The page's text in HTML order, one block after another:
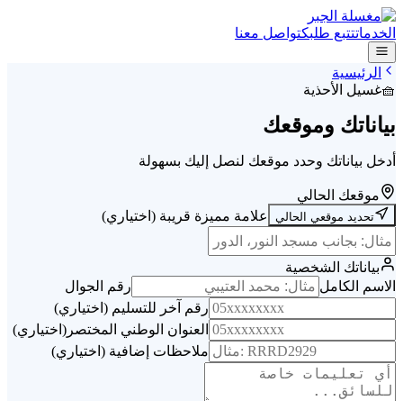
الخدماتتتبع طلبكتواصل معنا
الرئيسية
🧺غسيل الأحذية
بياناتك وموقعك
أدخل بياناتك وحدد موقعك لنصل إليك بسهولة
موقعك الحالي
تحديد موقعي الحالي علامة مميزة قريبة (اختياري)
بياناتك الشخصية
الاسم الكامل
رقم الجوال
رقم آخر للتسليم (اختياري)
العنوان الوطني المختصر ( اختياري)
ملاحظات إضافية (اختياري)